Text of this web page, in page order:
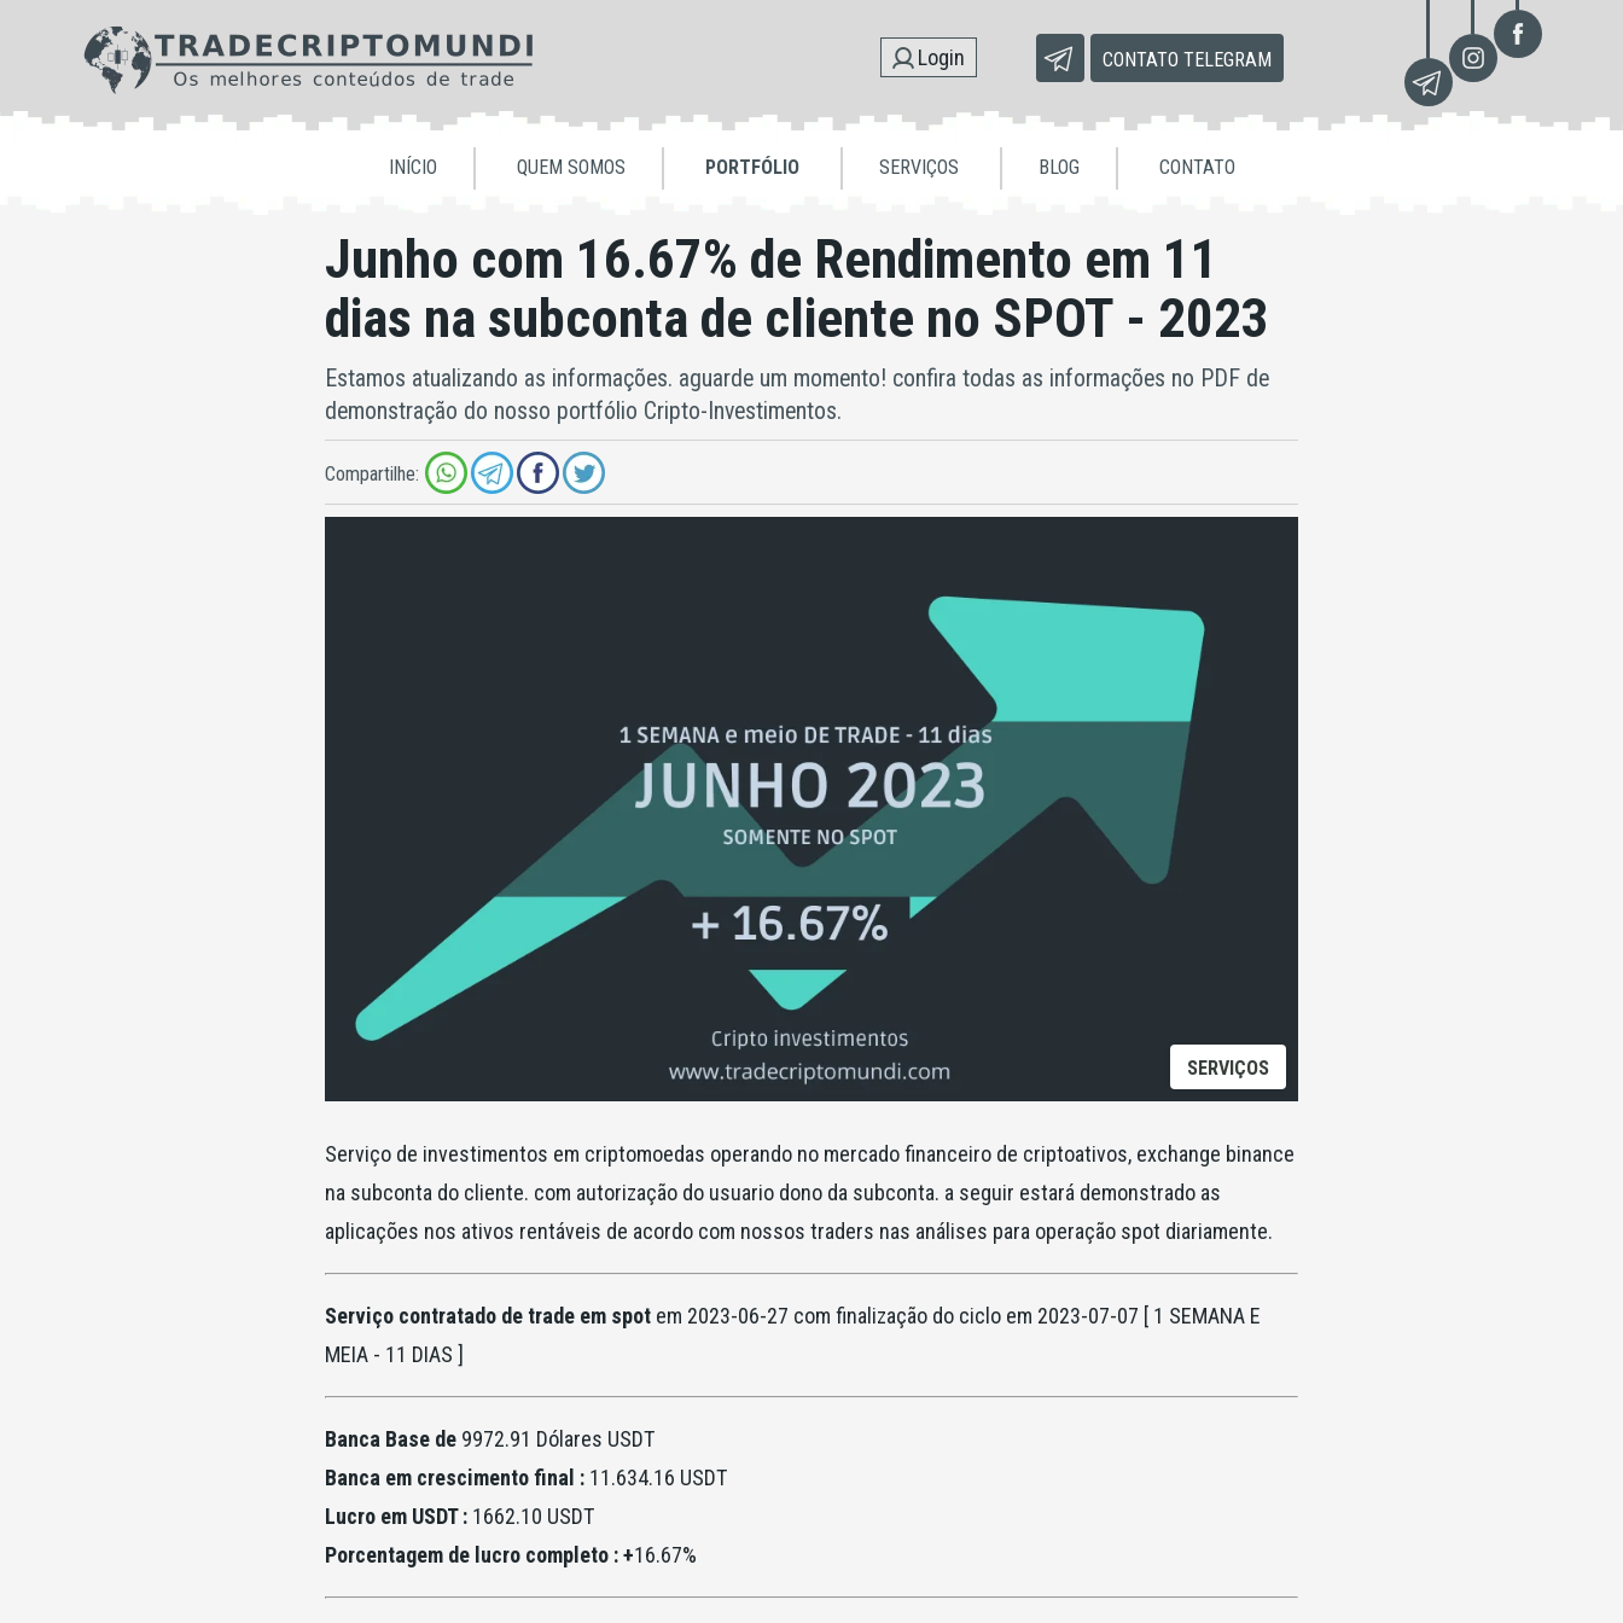
CONTATO TELEGRAM
Login
INÍCIO QUEM SOMOS PORTFÓLIO SERVIÇOS BLOG CONTATO
Junho com 16.67% de Rendimento em 11
dias na subconta de cliente no SPOT - 2023
Estamos atualizando as informações. aguarde um momento! confira todas as informações no PDF de
demonstração do nosso portfólio Cripto-Investimentos.
Compartilhe:
SERVIÇOS
Serviço de investimentos em criptomoedas operando no mercado financeiro de criptoativos, exchange binance
na subconta do cliente. com autorização do usuario dono da subconta. a seguir estará demonstrado as
aplicações nos ativos rentáveis de acordo com nossos traders nas análises para operação spot diariamente.
Serviço contratado de trade em spotem 2023-06-27 com finalização do ciclo em 2023-07-07 [ 1 SEMANA E
MEIA - 11 DIAS ]
Banca Base de9972.91 Dólares USDT
Banca em crescimento final : 11.634.16 USDT
Lucro em USDT : 1662.10 USDT
Porcentagem de lucro completo : +16.67%